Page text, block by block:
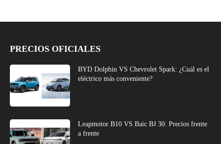
PRECIOS OFICIALES
BYD Dolphin VS Chevrolet Spark: ¿Cuál es el
eléctrico más conveniente?
Leapmotor B10 VS Baic BJ 30: Precios frente
a frente